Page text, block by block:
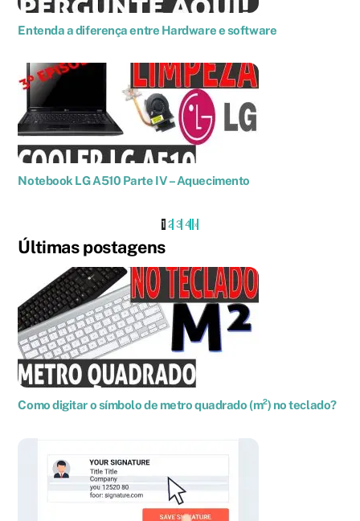
Entenda a diferença entre Hardware e software
Notebook LG A510 Parte IV – Aquecimento
1 2 3 4›»
Últimas postagens
Como digitar o símbolo de metro quadrado (m²) no teclado?